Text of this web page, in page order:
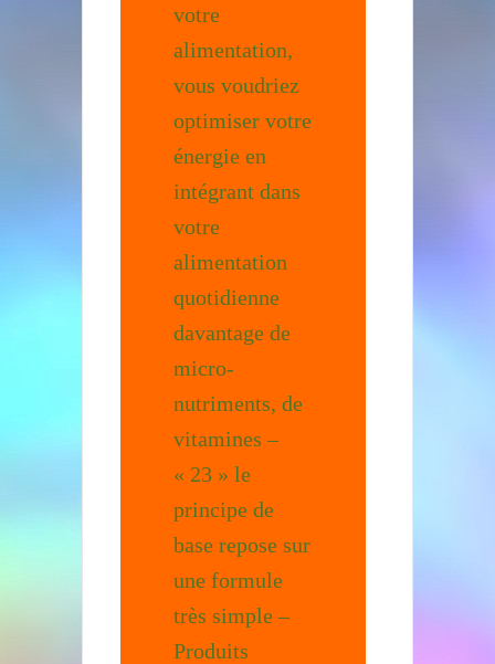
votre
alimentation,
vous voudriez
optimiser votre
énergie en
intégrant dans
votre
alimentation
quotidienne
davantage de
micro-
nutriments, de
vitamines –
« 23 » le
principe de
base repose sur
une formule
très simple –
Produits